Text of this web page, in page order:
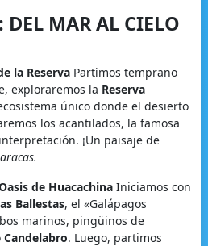
MAR AL CIELO
la ReservaPartimos temprano
exploraremos la Reserva
único donde el desierto
los acantilados, la famosa
¡Un paisaje de
de HuacachinaIniciamos con
Ballestas, el «Galápagos
marinos, pingüinos de
Candelabro. Luego, partimos